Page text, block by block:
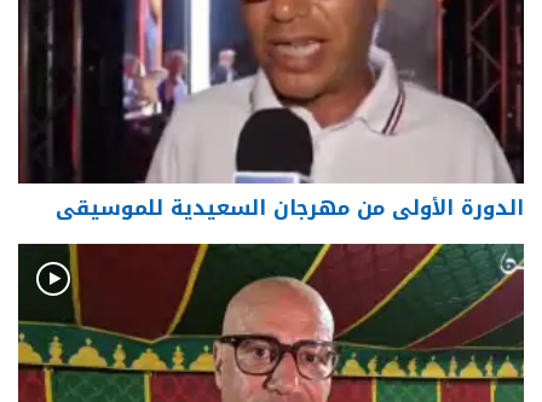
الدورة الأولى من مهرجان السعيدية للموسيقى